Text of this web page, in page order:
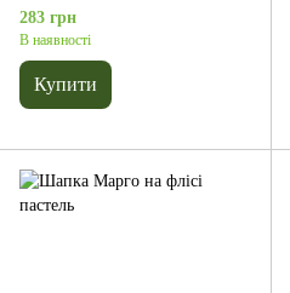
283 грн
В наявності
Купити